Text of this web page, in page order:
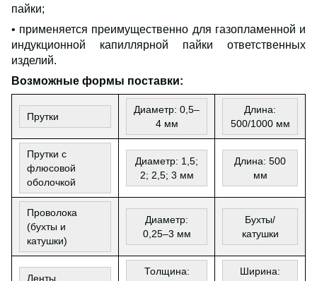
пайки;
• применяется преимущественно для газопламенной и
индукционной капиллярной пайки ответственных
изделий.
Возможные формы поставки:
Прутки
Диаметр: 0,5–
4 мм
Длина:
500/1000 мм
Прутки с
флюсовой
оболочкой
Диаметр: 1,5;
2; 2,5; 3 мм
Длина: 500
мм
Проволока
(бухты и
катушки)
Диаметр:
0,25–3 мм
Бухты/
катушки
Ленты
Толщина:
Ширина: